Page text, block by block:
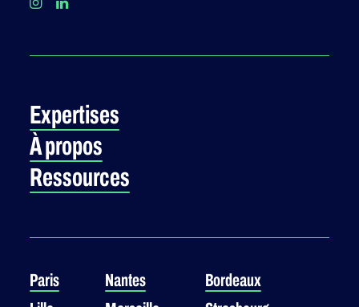
Expertises
À propos
Ressources
Paris
Nantes
Bordeaux